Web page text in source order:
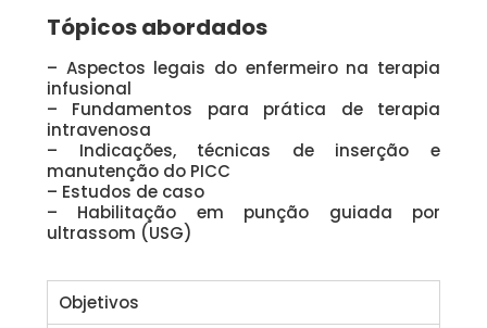
Tópicos abordados
– Aspectos legais do enfermeiro na terapia
infusional
– Fundamentos para prática de terapia
intravenosa
– Indicações, técnicas de inserção e
manutenção do PICC
– Estudos de caso
– Habilitação em punção guiada por
ultrassom (USG)
Objetivos